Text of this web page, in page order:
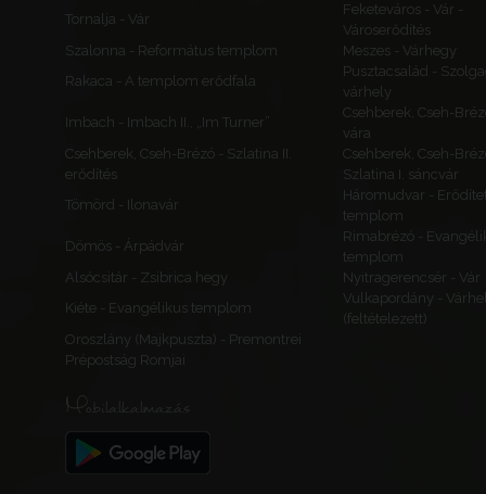
Tornalja - Vár
Feketeváros - Vár -
Városerődítés
Szalonna - Református templom
Meszes - Várhegy
Rakaca - A templom erődfala
Pusztacsalád -
várhely
Imbach - Imbach II., „Im Turner”
Csehberek, Cseh-
vára
Csehberek, Cseh-Brézó - Szlatina II.
erődítés
Csehberek, Cseh-
Szlatina I. sáncvár
Tömörd - Ilonavár
Háromudvar -
templom
Dömös - Árpádvár
Rimabrézó -
templom
Alsócsitár - Zsibrica hegy
Nyitragerencsér - Vár
Kiéte - Evangélikus templom
Vulkapordány -
(feltételezett)
Oroszlány (Majkpuszta) - Premontrei
Prépostság Romjai
Mobilalkalmazás